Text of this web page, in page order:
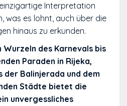
Interpretation
was es lohnt, auch über die
hinaus zu erkunden.
des Karnevals bis
Paraden in Rijeka,
der Balinjerada und dem
Städte bietet die
unvergessliches